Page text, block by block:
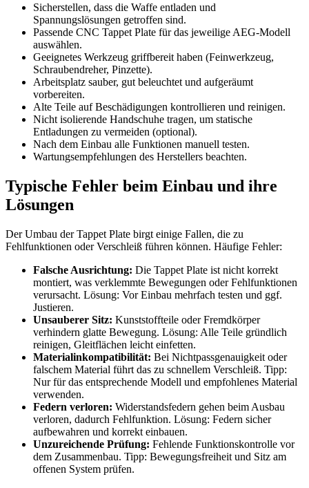
Sicherstellen, dass die Waffe entladen und
Spannungslösungen getroffen sind.
Passende CNC Tappet Plate für das jeweilige AEG-Modell
auswählen.
Geeignetes Werkzeug griffbereit haben (Feinwerkzeug,
Schraubendreher, Pinzette).
Arbeitsplatz sauber, gut beleuchtet und aufgeräumt
vorbereiten.
Alte Teile auf Beschädigungen kontrollieren und reinigen.
Nicht isolierende Handschuhe tragen, um statische
Entladungen zu vermeiden (optional).
Nach dem Einbau alle Funktionen manuell testen.
Wartungsempfehlungen des Herstellers beachten.
Typische Fehler beim Einbau und ihre
Lösungen
Der Umbau der Tappet Plate birgt einige Fallen, die zu
Fehlfunktionen oder Verschleiß führen können. Häufige Fehler:
Falsche Ausrichtung: Die Tappet Plate ist nicht korrekt
montiert, was verklemmte Bewegungen oder Fehlfunktionen
verursacht. Lösung: Vor Einbau mehrfach testen und ggf.
Justieren.
Unsauberer Sitz: Kunststoffteile oder Fremdkörper
verhindern glatte Bewegung. Lösung: Alle Teile gründlich
reinigen, Gleitflächen leicht einfetten.
Materialinkompatibilität: Bei Nichtpassgenauigkeit oder
falschem Material führt das zu schnellem Verschleiß. Tipp:
Nur für das entsprechende Modell und empfohlenes Material
verwenden.
Federn verloren: Widerstandsfedern gehen beim Ausbau
verloren, dadurch Fehlfunktion. Lösung: Federn sicher
aufbewahren und korrekt einbauen.
Unzureichende Prüfung: Fehlende Funktionskontrolle vor
dem Zusammenbau. Tipp: Bewegungsfreiheit und Sitz am
offenen System prüfen.